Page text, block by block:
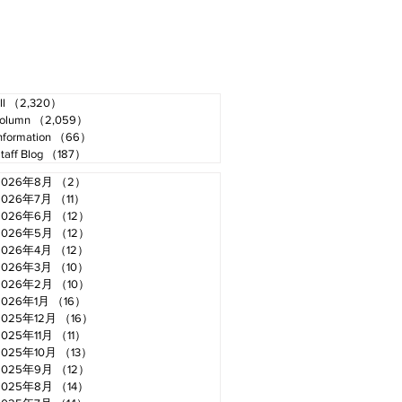
（2,320）
（2,059）
（66）
Blog
（187）
年8月 （2）
年7月
（11）
年6月
（12）
年5月
（12）
年4月
（12）
年3月
（10）
年2月
（10）
年1月
（16）
年12月
（16）
年11月
（11）
年10月
（13）
年9月
（12）
年8月
（14）